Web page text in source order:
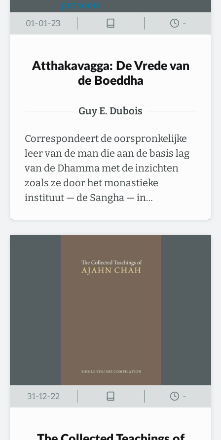
01-01-23 -
Atthakavagga: De Vrede van
de Boeddha
Guy E. Dubois
Correspondeert de oorspronkelijke
leer van de man die aan de basis lag
van de Dhamma met de inzichten
zoals ze door het monastieke
instituut — de Sangha — in…
31-12-22 -